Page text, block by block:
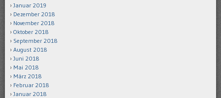
Januar 2019
Dezember 2018
November 2018
Oktober 2018
September 2018
August 2018
Juni 2018
Mai 2018
März 2018
Februar 2018
Januar 2018